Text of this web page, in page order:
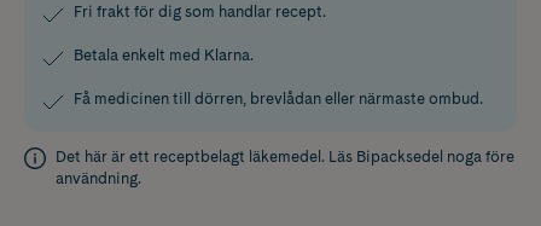
Fri frakt för dig som handlar recept.
Betala enkelt med Klarna.
Få medicinen till dörren, brevlådan eller närmaste ombud.
Det här är ett receptbelagt läkemedel. Läs Bipacksedel noga före
användning.